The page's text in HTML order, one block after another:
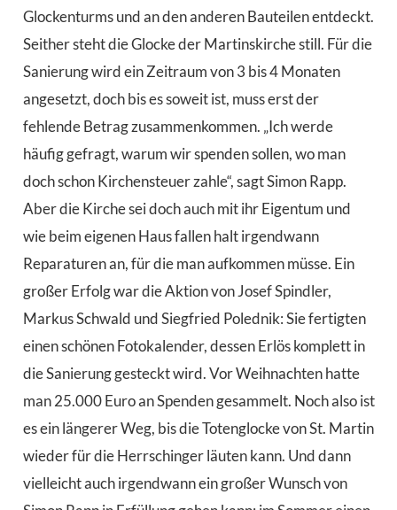
Glockenturms und an den anderen Bauteilen entdeckt.
Seither steht die Glocke der Martinskirche still. Für die
Sanierung wird ein Zeitraum von 3 bis 4 Monaten
angesetzt, doch bis es soweit ist, muss erst der
fehlende Betrag zusammenkommen. „Ich werde
häufig gefragt, warum wir spenden sollen, wo man
doch schon Kirchensteuer zahle“, sagt Simon Rapp.
Aber die Kirche sei doch auch mit ihr Eigentum und
wie beim eigenen Haus fallen halt irgendwann
Reparaturen an, für die man aufkommen müsse. Ein
großer Erfolg war die Aktion von Josef Spindler,
Markus Schwald und Siegfried Polednik: Sie fertigten
einen schönen Fotokalender, dessen Erlös komplett in
die Sanierung gesteckt wird. Vor Weihnachten hatte
man 25.000 Euro an Spenden gesammelt. Noch also ist
es ein längerer Weg, bis die Totenglocke von St. Martin
wieder für die Herrschinger läuten kann. Und dann
vielleicht auch irgendwann ein großer Wunsch von